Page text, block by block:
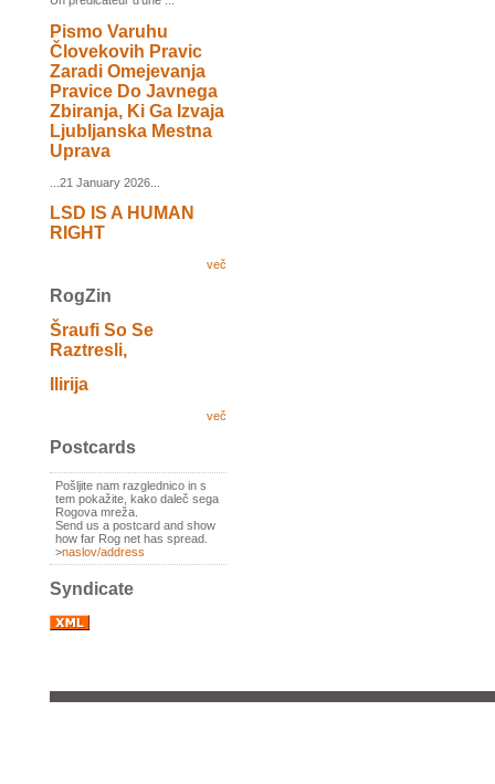
Pismo Varuhu
Človekovih Pravic
Zaradi Omejevanja
Pravice Do Javnega
Zbiranja, Ki Ga Izvaja
Ljubljanska Mestna
Uprava
...21 January 2026...
LSD IS A HUMAN
RIGHT
več
RogZin
Šraufi So Se
Raztresli,
Ilirija
več
Postcards
Pošljite nam razglednico in s
tem pokažite, kako daleč sega
Rogova mreža.
Send us a postcard and show
how far Rog net has spread.
>naslov/address
Syndicate